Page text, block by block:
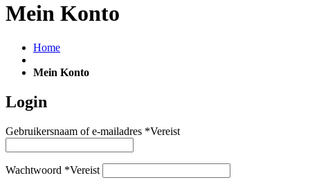
Mein Konto
Home
Mein Konto
Login
Gebruikersnaam of e-mailadres *Vereist
Wachtwoord *Vereist